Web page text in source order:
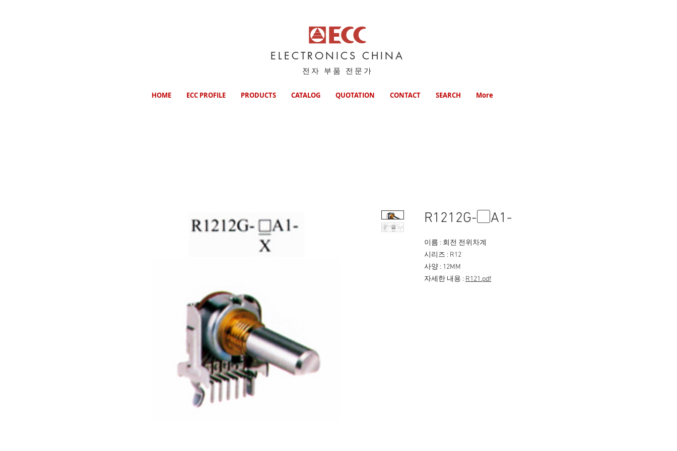
ELECTRONICS CHINA
전자 부품 전문가
HOME ECC PROFILE PRODUCTS CATALOG QUOTATION CONTACT SEARCH More
R1212G-▢A1-
이름 : 회전 전위차계
시리즈 : R12
사양 : 12MM
자세한 내용 : R121.pdf